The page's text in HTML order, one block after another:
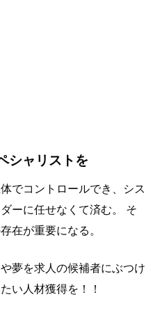
シャリストを
でコントロールでき、シス
ーに任せなくて済む。 そ
在が重要になる。
夢を求人の候補者にぶつけ
い人材獲得を！！